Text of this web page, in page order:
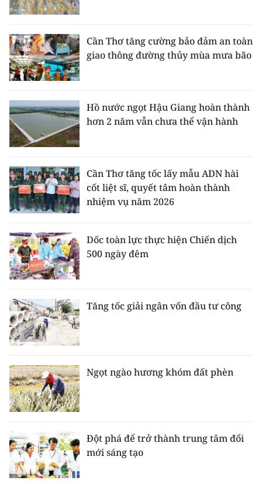
Cần Thơ tăng cường bảo đảm an toàn
giao thông đường thủy mùa mưa bão
Hồ nước ngọt Hậu Giang hoàn thành
hơn 2 năm vẫn chưa thể vận hành
Cần Thơ tăng tốc lấy mẫu ADN hài
cốt liệt sĩ, quyết tâm hoàn thành
nhiệm vụ năm 2026
Dốc toàn lực thực hiện Chiến dịch
500 ngày đêm
Tăng tốc giải ngân vốn đầu tư công
Ngọt ngào hương khóm đất phèn
Đột phá để trở thành trung tâm đổi
mới sáng tạo